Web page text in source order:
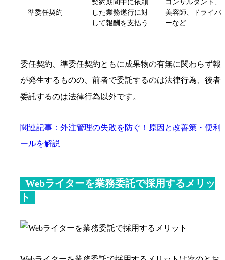
準委任契約
契約期間中に依頼
した業務遂行に対
して報酬を支払う
コンサルタント、
美容師、ドライバ
ーなど
委任契約、準委任契約ともに成果物の有無に関わらず報
が発生するものの、前者で委託するのは法律行為、後者
委託するのは法律行為以外です。
関連記事：外注管理の失敗を防ぐ！原因と改善策・便利
ールを解説
Webライターを業務委託で採用するメリッ
ト